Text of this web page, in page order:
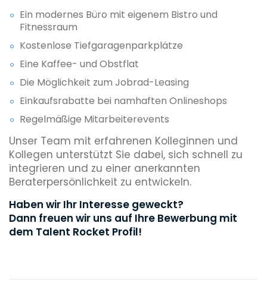
Ein modernes Büro mit eigenem Bistro und
Fitnessraum
Kostenlose Tiefgaragenparkplätze
Eine Kaffee- und Obstflat
Die Möglichkeit zum Jobrad-Leasing
Einkaufsrabatte bei namhaften Onlineshops
Regelmäßige Mitarbeiterevents
Unser Team mit erfahrenen Kolleginnen und
Kollegen unterstützt Sie dabei, sich schnell zu
integrieren und zu einer anerkannten
Beraterpersönlichkeit zu entwickeln.
Haben wir Ihr Interesse geweckt?
Dann freuen wir uns auf Ihre Bewerbung mit
dem Talent Rocket Profil!